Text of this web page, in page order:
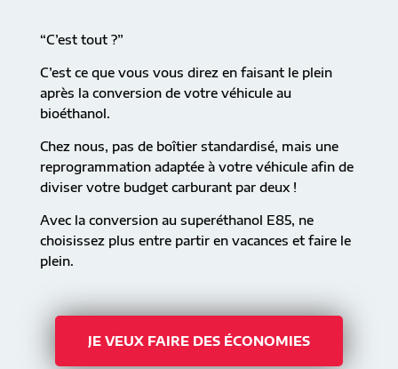
“C’est tout ?”
C’est ce que vous vous direz en faisant le plein
après la conversion de votre véhicule au
bioéthanol.
Chez nous, pas de boîtier standardisé, mais une
reprogrammation adaptée à votre véhicule afin de
diviser votre budget carburant par deux !
Avec la conversion au superéthanol E85, ne
choisissez plus entre partir en vacances et faire le
plein.
JE VEUX FAIRE DES ÉCONOMIES